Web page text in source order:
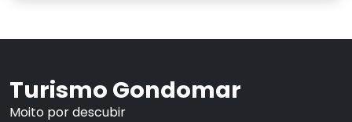
Turismo Gondomar
Moito por descubir